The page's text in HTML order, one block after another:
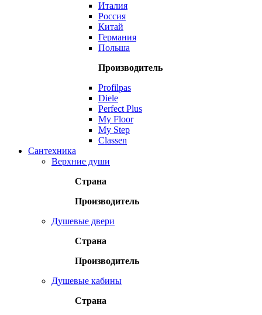
Италия
Россия
Китай
Германия
Польша
Производитель
Profilpas
Diele
Perfect Plus
My Floor
My Step
Classen
Сантехника
Верхние души
Страна
Производитель
Душевые двери
Страна
Производитель
Душевые кабины
Страна